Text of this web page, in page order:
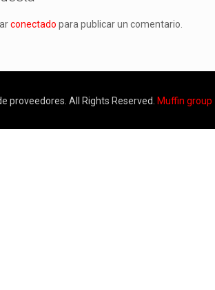
conectado para publicar un comentario.
proveedores. All Rights Reserved. Muffin group